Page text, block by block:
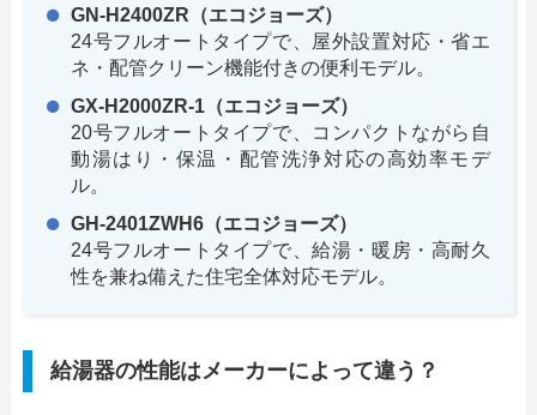
GN-H2400ZR（エコジョーズ）
24号フルオートタイプで、屋外設置対応・省エ
ネ・配管クリーン機能付きの便利モデル。
GX-H2000ZR-1（エコジョーズ）
20号フルオートタイプで、コンパクトながら自
動湯はり・保温・配管洗浄対応の高効率モデ
ル。
GH-2401ZWH6（エコジョーズ）
24号フルオートタイプで、給湯・暖房・高耐久
性を兼ね備えた住宅全体対応モデル。
給湯器の性能はメーカーによって違う？